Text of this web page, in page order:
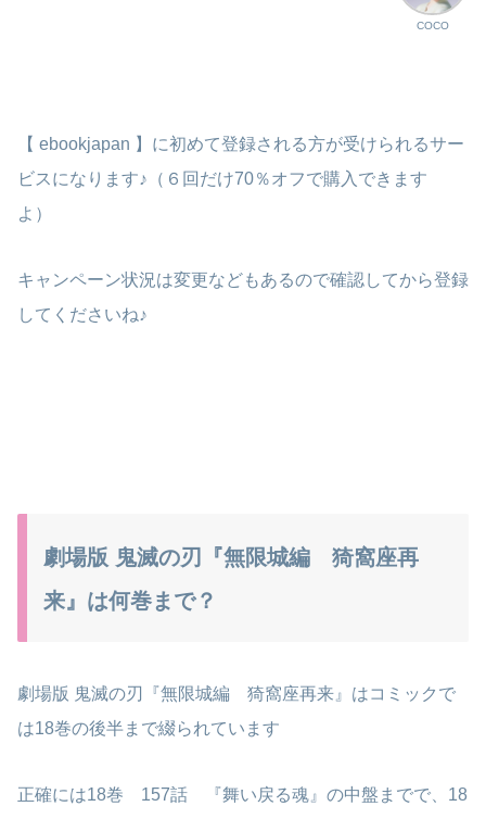
COCO
【 ebookjapan 】に初めて登録される方が受けられるサー
ビスになります♪（６回だけ70％オフで購入できます
よ）
キャンペーン状況は変更などもあるので確認してから登録
してくださいね♪
劇場版 鬼滅の刃『無限城編 猗窩座再
来』は何巻まで？
劇場版 鬼滅の刃『無限城編 猗窩座再来』はコミックで
は18巻の後半まで綴られています
正確には18巻 157話 『舞い戻る魂』の中盤までで、18